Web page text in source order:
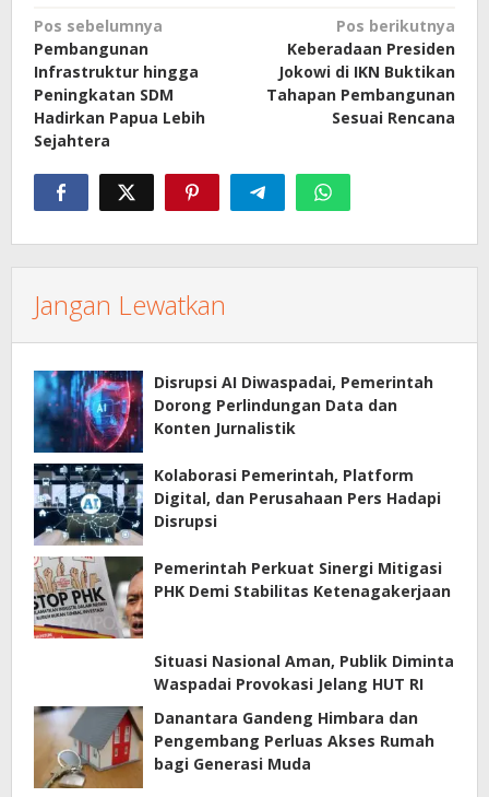
Navigasi
pos
Pos sebelumnya
Pembangunan
Infrastruktur hingga
Peningkatan SDM
Hadirkan Papua Lebih
Sejahtera
Pos berikutnya
Keberadaan Presiden
Jokowi di IKN Buktikan
Tahapan Pembangunan
Sesuai Rencana
Jangan Lewatkan
Disrupsi AI Diwaspadai, Pemerintah
Dorong Perlindungan Data dan
Konten Jurnalistik
Kolaborasi Pemerintah, Platform
Digital, dan Perusahaan Pers Hadapi
Disrupsi
Pemerintah Perkuat Sinergi Mitigasi
PHK Demi Stabilitas Ketenagakerjaan
Situasi Nasional Aman, Publik Diminta
Waspadai Provokasi Jelang HUT RI
Danantara Gandeng Himbara dan
Pengembang Perluas Akses Rumah
bagi Generasi Muda